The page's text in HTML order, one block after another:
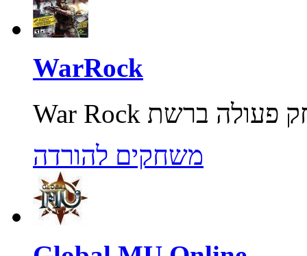
WarRock
משחקים להורדה